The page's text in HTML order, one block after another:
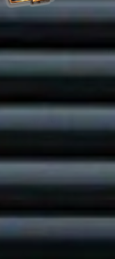
popular entre os
comerciais, e
Oferecendo uma
para proteger e
artigo, vamos
portas de
beneficiar seu
maneiras.
Barreira Física